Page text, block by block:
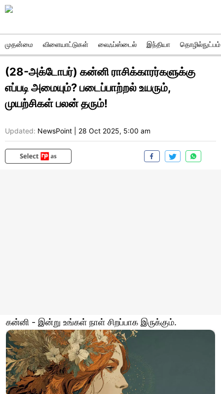
முதன்மை விளையாட்டுகள் லைஃப்ஸ்டைல் இந்தியா தொழில்நுட்பம்
(28-அக்டோபர்) கன்னி ராசிக்காரர்களுக்கு
எப்படி அமையும்? படைப்பாற்றல் உயரும்,
முயற்சிகள் பலன் தரும்!
Updated: NewsPoint 28 Oct 2025, 5:00 am
கன்னி - இன்று உங்கள் நாள் சிறப்பாக இருக்கும்.